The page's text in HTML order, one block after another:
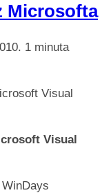
Microsofta
1 minuta
Visual